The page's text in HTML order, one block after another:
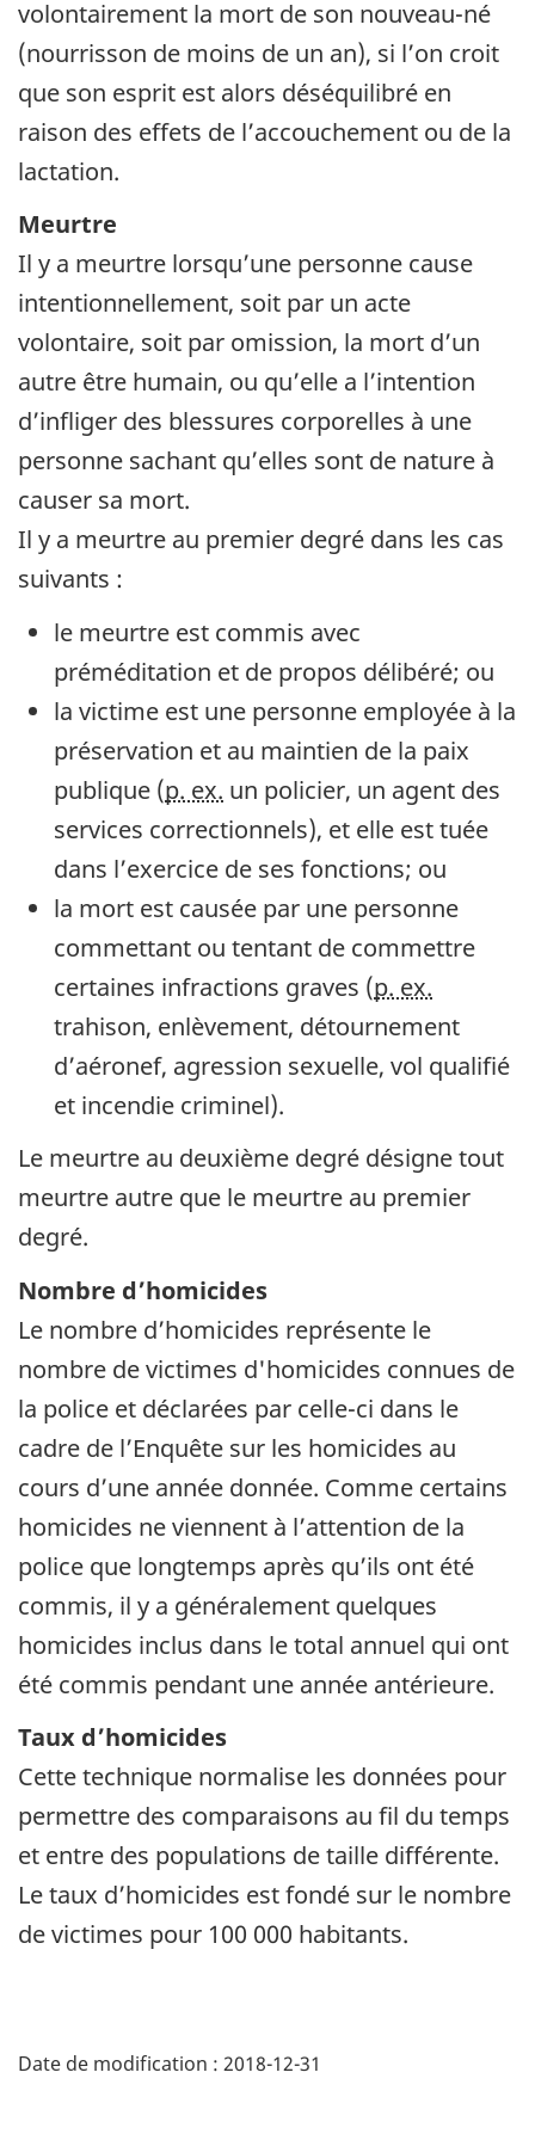
volontairement la mort de son nouveau-né
(nourrisson de moins de un an), si l’on croit
que son esprit est alors déséquilibré en
raison des effets de l’accouchement ou de la
lactation.
Meurtre
Il y a meurtre lorsqu’une personne cause
intentionnellement, soit par un acte
volontaire, soit par omission, la mort d’un
autre être humain, ou qu’elle a l’intention
d’infliger des blessures corporelles à une
personne sachant qu’elles sont de nature à
causer sa mort.
Il y a meurtre au premier degré dans les cas
suivants :
le meurtre est commis avec
préméditation et de propos délibéré; ou
la victime est une personne employée à la
préservation et au maintien de la paix
publique (p. ex. un policier, un agent des
services correctionnels), et elle est tuée
dans l’exercice de ses fonctions; ou
la mort est causée par une personne
commettant ou tentant de commettre
certaines infractions graves (p. ex.
trahison, enlèvement, détournement
d’aéronef, agression sexuelle, vol qualifié
et incendie criminel).
Le meurtre au deuxième degré désigne tout
meurtre autre que le meurtre au premier
degré.
Nombre d’homicides
Le nombre d’homicides représente le
nombre de victimes d'homicides connues de
la police et déclarées par celle-ci dans le
cadre de l’Enquête sur les homicides au
cours d’une année donnée. Comme certains
homicides ne viennent à l’attention de la
police que longtemps après qu’ils ont été
commis, il y a généralement quelques
homicides inclus dans le total annuel qui ont
été commis pendant une année antérieure.
Taux d’homicides
Cette technique normalise les données pour
permettre des comparaisons au fil du temps
et entre des populations de taille différente.
Le taux d’homicides est fondé sur le nombre
de victimes pour 100 000 habitants.
Date de modification : 2018-12-31